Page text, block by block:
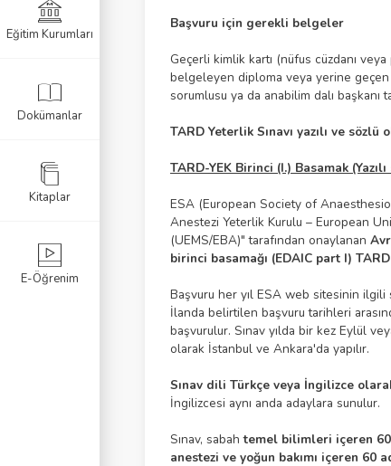
Başvuru için gerekli belgeler
Geçerli kimlik kartı (nüfus cüzdanı
belgeleyen diploma veya yerine
sorumlusu ya da anabilim dalı başkanı
TARD Yeterlik Sınavı yazılı ve
TARD-YEK Birinci (I.) Basamak (Yazılı
ESA (European Society of
Anestezi Yeterlik Kurulu – European
(UEMS/EBA)" tarafından onaylanan
birinci basamağı (EDAIC part I)
Başvuru her yıl ESA web sitesinin
İlanda belirtilen başvuru tarihleri
başvurulur. Sınav yılda bir kez Eylül
olarak İstanbul ve Ankara'da yapılır.
Sınav dili Türkçe veya İngilizce
İngilizcesi aynı anda adaylara sunulur.
Sınav, sabahtemel bilimleri içeren 60
anestezi ve yoğun bakımı içeren 60
Eğitim Kurumları
Dokümanlar
Kitaplar
E-Öğrenim